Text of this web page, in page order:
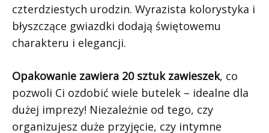
czterdziestych urodzin. Wyrazista kolorystyka i
błyszczące gwiazdki dodają świętowemu
charakteru i elegancji.
Opakowanie zawiera 20 sztuk zawieszek, co
pozwoli Ci ozdobić wiele butelek – idealne dla
dużej imprezy! Niezależnie od tego, czy
organizujesz duże przyjęcie, czy intymne